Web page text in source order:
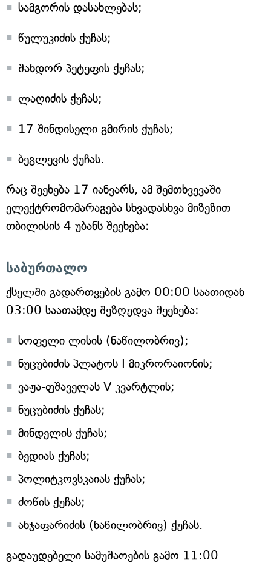
სამგორის დასახლებას;
წულუკიძის ქუჩას;
შანდორ პეტეფის ქუჩას;
ლაღიძის ქუჩას;
17 შინდისელი გმირის ქუჩას;
ბეგლევის ქუჩას.
რაც შეეხება 17 იანვარს, ამ შემთხვევაში
ელექტრომომარაგება სხვადასხვა მიზეზით
თბილისის 4 უბანს შეეხება:
საბურთალო
ქსელში გადართვების გამო 00:00 საათიდან
03:00 საათამდე შეზღუდვა შეეხება:
სოფელი ლისის (ნაწილობრივ);
ნუცუბიძის პლატოს I მიკრორაიონის;
ვაჟა-ფშაველას V კვარტლის;
ნუცუბიძის ქუჩას;
მინდელის ქუჩას;
ბედიას ქუჩას;
პოლიტკოვსკაიას ქუჩას;
ძოწის ქუჩას;
ანჯაფარიძის (ნაწილობრივ) ქუჩას.
გადაუდებელი სამუშაოების გამო 11:00